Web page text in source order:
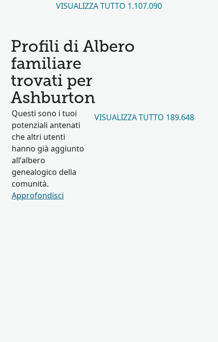
VISUALIZZA TUTTO 1.107.090
Profili di Albero
familiare
trovati per
Ashburton
Questi sono i tuoi
potenziali antenati
che altri utenti
hanno già aggiunto
all’albero
genealogico della
comunità.
Approfondisci
VISUALIZZA TUTTO 189.648